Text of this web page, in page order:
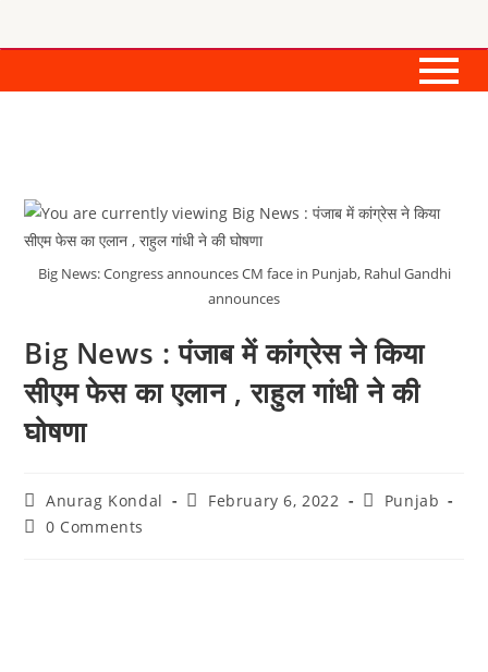
Big News: Congress announces CM face in Punjab, Rahul Gandhi
announces
Big News : पंजाब में कांग्रेस ने किया
सीएम फेस का एलान , राहुल गांधी ने की
घोषणा
Anurag Kondal February 6, 2022
Punjab
0 Comments